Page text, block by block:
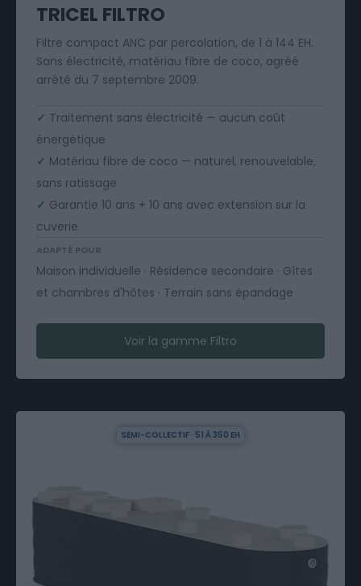
TRICEL FILTRO
Filtre compact ANC par percolation, de 1 à 144 EH.
Sans électricité, matériau fibre de coco, agréé
arrêté du 7 septembre 2009.
✓ Traitement sans électricité — aucun coût
énergétique
✓ Matériau fibre de coco — naturel, renouvelable,
sans ratissage
✓ Garantie 10 ans + 10 ans avec extension sur la
cuverie
ADAPTÉ POUR
Maison individuelle · Résidence secondaire · Gîtes
et chambres d'hôtes · Terrain sans épandage
Voir la gamme Filtro
SEMI-COLLECTIF · 51 À 350 EH